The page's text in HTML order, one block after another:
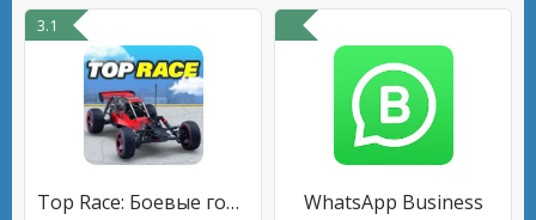
3.1
Top Race: Боевые гонки на авто WhatsApp Business